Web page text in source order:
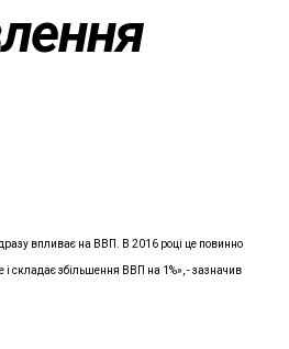
впливає на ВВП. В 2016 році це повинно
і складає збільшення ВВП на 1%», - зазначив